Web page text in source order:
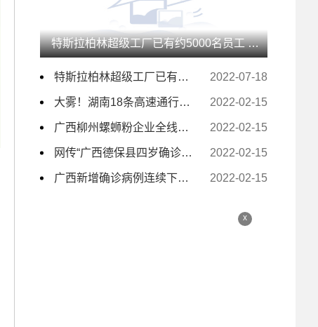
特斯拉柏林超级工厂已有约5000名员工 未来几月仍计划大量招人
特斯拉柏林超级工厂已有约5000名员工 未来几月仍计划大量招人 2022-07-18
大雾！湖南18条高速通行受影响 157个收费站临时交通管制 2022-02-15
广西柳州螺蛳粉企业全线复工复产 电商主播日夜带货 2022-02-15
网传“广西德保县四岁确诊小孩独自去隔离” 为不实信息 2022-02-15
广西新增确诊病例连续下降至个位数 2022-02-15
x